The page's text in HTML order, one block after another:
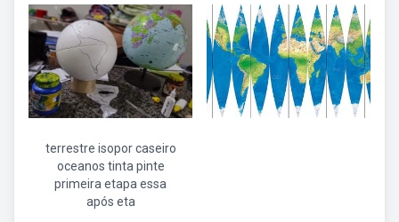
terrestre isopor caseiro
oceanos tinta pinte
primeira etapa essa
após eta